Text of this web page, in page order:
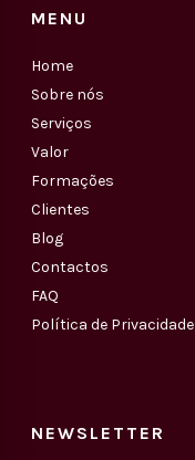
MENU
Home
Sobre nós
Serviços
Valor
Formações
Clientes
Blog
Contactos
FAQ
Política de Privacidade
NEWSLETTER